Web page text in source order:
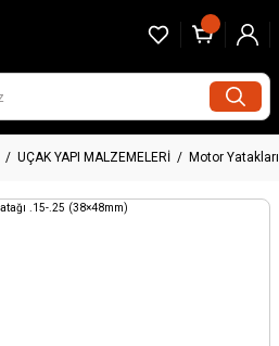
UÇAK YAPI MALZEMELERİ Motor Yatakları